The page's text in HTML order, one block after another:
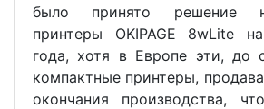
было принято решение
принтеры OKIPAGE 8wLite
года, хотя в Европе эти, до
компактные принтеры,
окончания производства,